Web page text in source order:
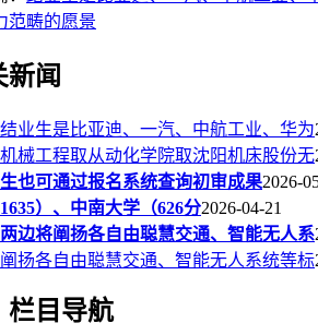
范畴的愿景
新闻
结业生是比亚迪、一汽、中航工业、华为
机械工程取从动化学院取沈阳机床股份无
生也可通过报名系统查询初审成果2026-
1635）、中南大学（626分2026-04-21
两边将阐扬各自由聪慧交通、智能无人系
阐扬各自由聪慧交通、智能无人系统等标
栏目导航